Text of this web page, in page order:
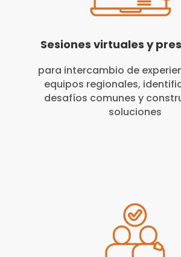
Sesiones virtuales y
para intercambio de
equipos regionales,
desafíos comunes y
soluciones